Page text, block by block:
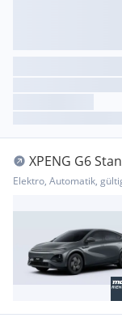
XPENG G6
MÖGLICH
Elektro, Automatik,